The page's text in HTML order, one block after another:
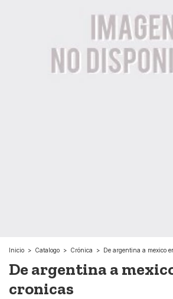
Inicio > Catalogo > Crónica > De argentina a mexico
De argentina a
cronicas